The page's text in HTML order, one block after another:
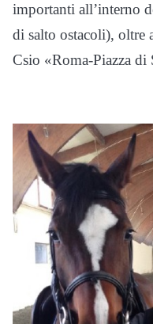
importanti all’interno
di salto ostacoli), oltre
Csio «Roma-Piazza di